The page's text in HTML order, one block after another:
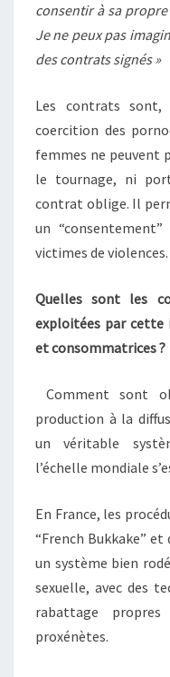
consentir à sa
Je ne peux pas
des contrats signés »
Les contrats sont,
coercition des
femmes ne peuvent
le tournage, ni
contrat oblige. Il
un
victimes de violences.
Quelles sont les
exploitées par cette
et consommatrices ?
Comment sont
production à la
un véritable
l’échelle mondiale
En France, les
“French Bukkake” et
un système bien
sexuelle, avec des
rabattage
proxénètes.